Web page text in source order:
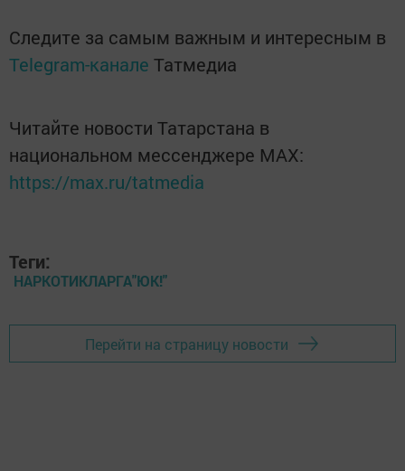
Следите за самым важным и интересным в
Telegram-канале Татмедиа
Читайте новости Татарстана в
национальном мессенджере MАХ:
https://max.ru/tatmedia
Теги:
НАРКОТИКЛАРГА"ЮК!"
Перейти на страницу новости